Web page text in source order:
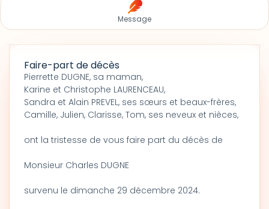
Message
Faire-part de décès
Pierrette DUGNE, sa maman,
Karine et Christophe LAURENCEAU,
Sandra et Alain PREVEL, ses sœurs et beaux-frères,
Camille, Julien, Clarisse, Tom, ses neveux et nièces,
ont la tristesse de vous faire part du décès de
Monsieur Charles DUGNE
survenu le dimanche 29 décembre 2024.